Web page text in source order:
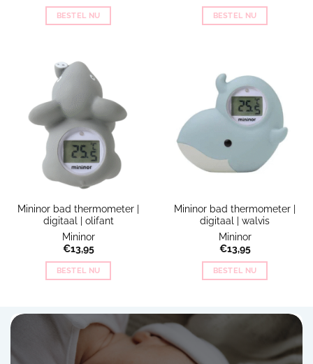
BESTEL NU BESTEL NU
Mininor bad thermometer |
digitaal | olifant
Mininor
€13,95
BESTEL NU
Mininor bad thermometer |
digitaal | walvis
Mininor
€13,95
BESTEL NU